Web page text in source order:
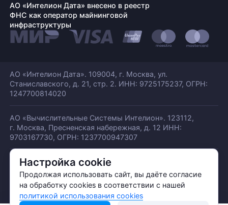
Настройка cookie
Продолжая использовать сайт, вы даёте согласие
на обработку cookies в соответствии с нашей
политикой использования cookies
АО «Интелион Дата» внесено в реестр
ФНС как оператор майнинговой
инфраструктуры
АО «Интелион Дата». 109004, г. Москва, ул.
Станиславского, д. 21, стр. 2. ИНН: 9725175237, ОГРН:
1247700814020
АО «Вычислительные Системы Интелион». 123112,
г. Москва, Пресненская набережная, д. 12 ИНН:
9703167730, ОГРН: 1237700947307
© АО «ИНТЕЛИОН ДАТА» 2026
Политика обработки ПДн
Политика конфиденциальности
Политика использования куки